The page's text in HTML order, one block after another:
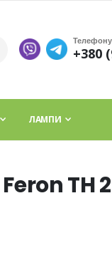
+380
ЛАМПИ
Feron